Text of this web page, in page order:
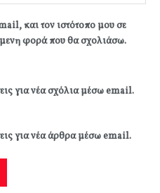
και τον ιστότοπο μου σε
φορά που θα σχολιάσω.
για νέα σχόλια μέσω email.
για νέα άρθρα μέσω email.